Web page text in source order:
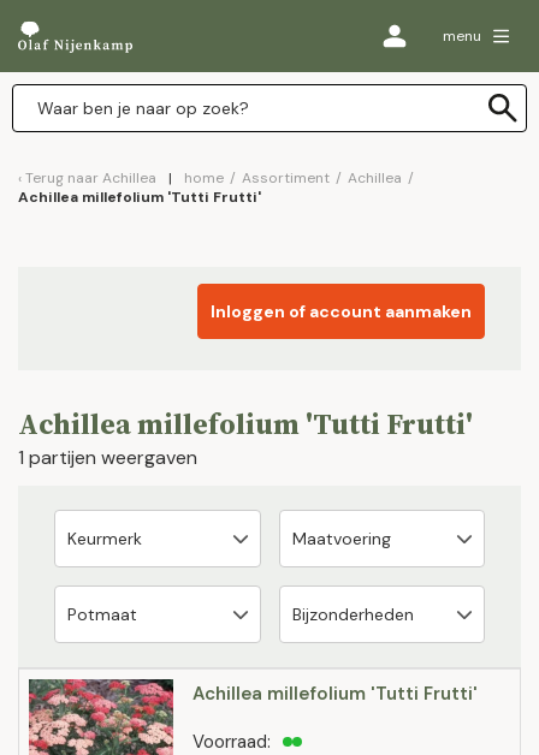
menu
Terug naar Achillea home / Assortiment / Achillea /
Achillea millefolium 'Tutti Frutti'
Inloggen of account aanmaken
Achillea millefolium 'Tutti Frutti'
1 partijen weergaven
Achillea millefolium 'Tutti Frutti'
Voorraad: